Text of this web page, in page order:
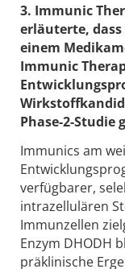
3. Immunic
erläuterte,
einem
Immunic
Phase-2-Studie
Immunics am
verfügbarer,
intrazellulären
Immunzellen
Enzym DHODH
präklinische